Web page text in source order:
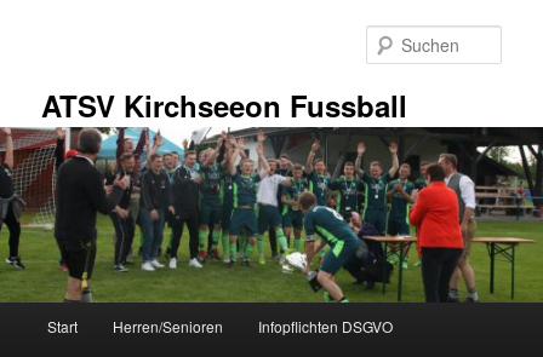
ATSV Kirchseeon Fussball
Start Herren/Senioren Infopflichten DSGVO